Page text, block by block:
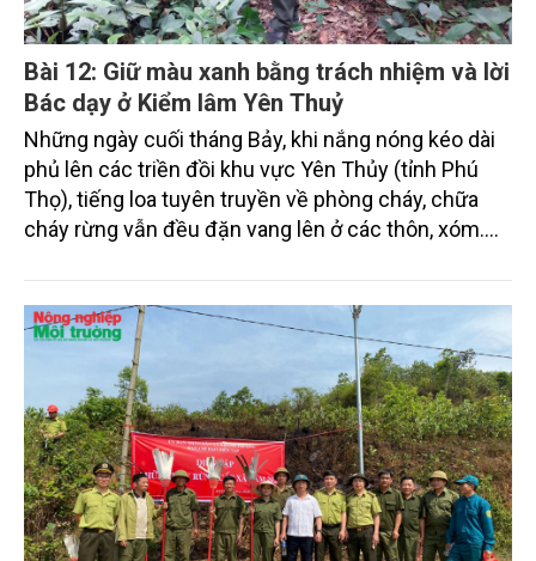
Bài 12: Giữ màu xanh bằng trách nhiệm và lời
Bác dạy ở Kiểm lâm Yên Thuỷ
Những ngày cuối tháng Bảy, khi nắng nóng kéo dài
phủ lên các triền đồi khu vực Yên Thủy (tỉnh Phú
Thọ), tiếng loa tuyên truyền về phòng cháy, chữa
cháy rừng vẫn đều đặn vang lên ở các thôn, xóm.
kiểm lâm địa bàn cùng công an xã, dân quân và chủ
rừng miệt mài tuần tra.